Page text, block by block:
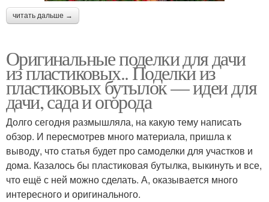
читать дальше →
Оригинальные поделки для дачи
из пластиковых.. Поделки из
пластиковых бутылок — идеи для
дачи, сада и огорода
Долго сегодня размышляла, на какую тему написать
обзор. И пересмотрев много материала, пришла к
выводу, что статья будет про самоделки для участков и
дома. Казалось бы пластиковая бутылка, выкинуть и все,
что ещё с ней можно сделать. А, оказывается много
интересного и оригинального.